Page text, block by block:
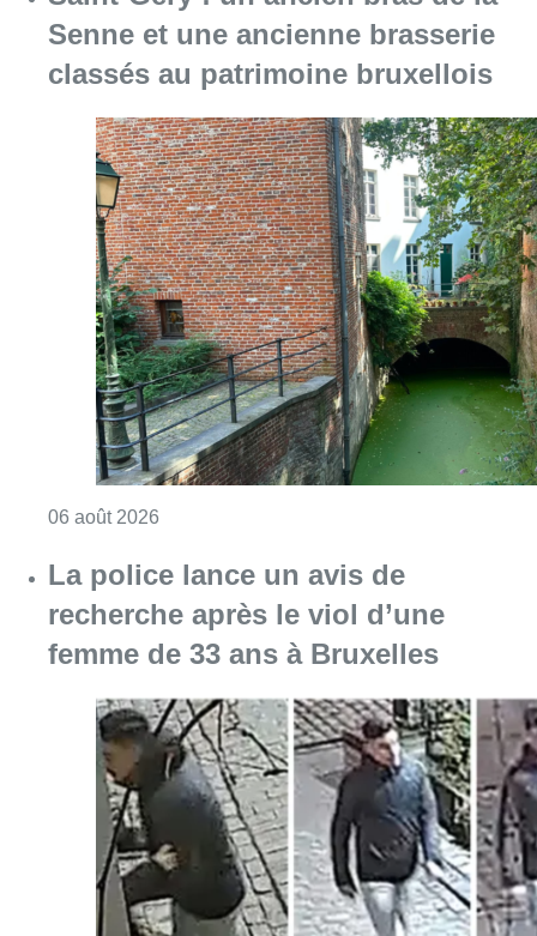
Senne et une ancienne brasserie
classés au patrimoine bruxellois
06 août 2026
La police lance un avis de
recherche après le viol d’une
femme de 33 ans à Bruxelles